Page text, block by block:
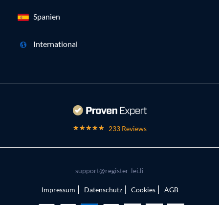
Spanien
International
233 Reviews
support@register-lei.li
Impressum Datenschutz Cookies AGB